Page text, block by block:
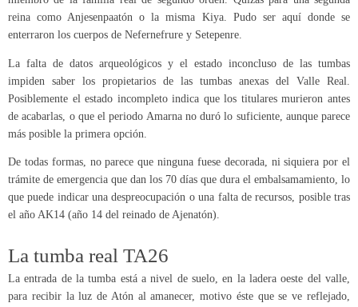
reina como Anjesenpaatón o la misma Kiya. Pudo ser aquí donde se
enterraron los cuerpos de Nefernefrure y Setepenre.
La falta de datos arqueológicos y el estado inconcluso de las tumbas
impiden saber los propietarios de las tumbas anexas del Valle Real.
Posiblemente el estado incompleto indica que los titulares murieron antes
de acabarlas, o que el periodo Amarna no duró lo suficiente, aunque parece
más posible la primera opción.
De todas formas, no parece que ninguna fuese decorada, ni siquiera por el
trámite de emergencia que dan los 70 días que dura el embalsamamiento, lo
que puede indicar una despreocupación o una falta de recursos, posible tras
el año AK14 (año 14 del reinado de Ajenatón).
La tumba real TA26
La entrada de la tumba está a nivel de suelo, en la ladera oeste del valle,
para recibir la luz de Atón al amanecer, motivo éste que se ve reflejado,